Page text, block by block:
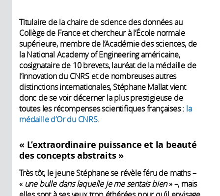
Titulaire de la chaire de science des données au
Collège de France et chercheur à l’École normale
supérieure, membre de l’Académie des sciences, de
la National Academy of Engineering américaine,
cosignataire de 10 brevets, lauréat de la médaille de
l’innovation du CNRS et de nombreuses autres
distinctions internationales, Stéphane Mallat vient
donc de se voir décerner la plus prestigieuse de
toutes les récompenses scientifiques françaises : la
médaille d’Or du CNRS.
« L’extraordinaire puissance et la beauté
des concepts abstraits »
Très tôt, le jeune Stéphane se révèle féru de maths –
« une bulle dans laquelle je me sentais bien» –, mais